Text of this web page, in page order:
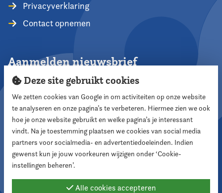
Privacyverklaring
Contact opnemen
Aanmelden nieuwsbrief
Aanmelden
Volg ons
Deze site gebruikt cookies
We zetten cookies van Google in om activiteiten op onze website
te analyseren en onze pagina’s te verbeteren. Hiermee zien we ook
hoe je onze website gebruikt en welke pagina’s je interessant
vindt. Na je toestemming plaatsen we cookies van social media
partners voor socialmedia- en advertentiedoeleinden. Indien
gewenst kun je jouw voorkeuren wijzigen onder ‘Cookie-
instellingen beheren’.
Alle cookies accepteren